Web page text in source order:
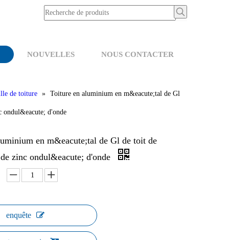
NOUVELLES NOUS CONTACTER
de toiture » Toiture en aluminium en m&eacute;tal de Gl
ondul&eacute; d'onde
en m&eacute;tal de Gl de toit de
zinc ondul&eacute; d'onde
enquête